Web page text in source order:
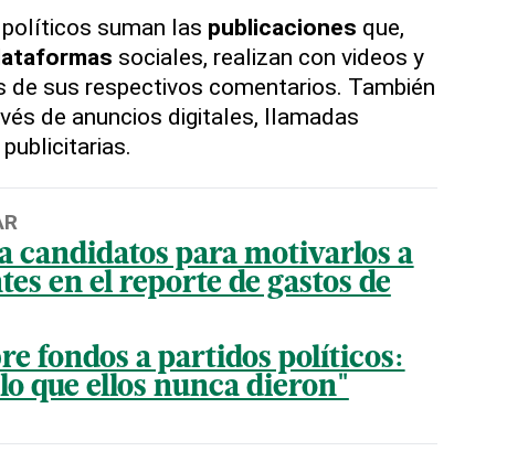
suman las publicaciones que,
sociales, realizan con videos y
sus respectivos comentarios. También
de anuncios digitales, llamadas
candidatos para motivarlos a
en el reporte de gastos de
fondos a partidos políticos:
que ellos nunca dieron"